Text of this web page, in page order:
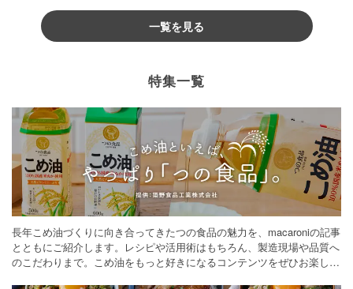
一覧を見る
特集一覧
長年こめ油づくりに向き合ってきたつの食品の魅力を、macaroniの記事
とともにご紹介します。レシピや活用術はもちろん、製造現場や品質へ
のこだわりまで。こめ油をもっと好きになるコンテンツをぜひお楽しみ